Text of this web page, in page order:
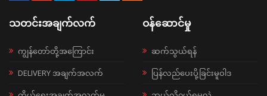
သတင်းအချက်လက်
ကျွန်တော်တို့အကြောင်း
DELIVERY အချက်အလက်
ဝန်ဆောင်မှု
ဆက်သွယ်ရန်
ပြန်လည်ပေးပို့ခြင်းမူဝါဒ